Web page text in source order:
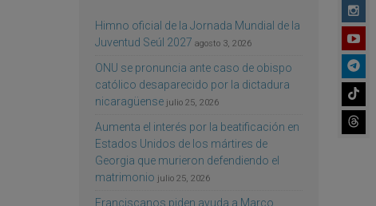
Himno oficial de la Jornada Mundial de la
Juventud Seúl 2027 agosto 3, 2026
ONU se pronuncia ante caso de obispo
católico desaparecido por la dictadura
nicaragüense julio 25, 2026
Aumenta el interés por la beatificación en
Estados Unidos de los mártires de
Georgia que murieron defendiendo el
matrimonio julio 25, 2026
Franciscanos piden ayuda a Marco